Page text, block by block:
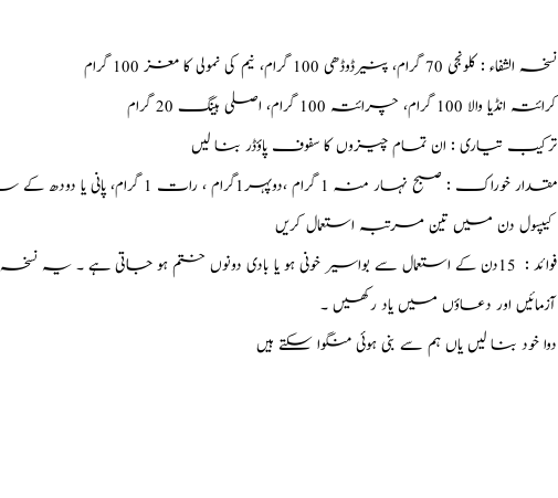
نسخہ الشفاء : کلونجی 70 گرام، پنیرڈوڈھی 100 گرام، نیم کی نمولی کا مغز 100 گرام
کرائتہ انڈیا والا 100 گرام، چرائتہ 100 گرام، اصلی ہینگ 20 گرام
ترکیب تیاری : ان تمام چیزوں کا سفوف پاؤڈر بنا لیں
مقدار خوراک : صبح نہار منہ 1 گرام
کیپسول دن میں تین مرتبہ استعمال کریں
فوائد : 15دن کے استعمال سے بواسیر خونی ہو یا بادی دونوں ختم ہو
آزمائیں اور دعاؤں میں یاد رکھیں ۔
دوا خود بنا لیں یاں ہم سے بنی ہوئی منگوا سکتے ہیں